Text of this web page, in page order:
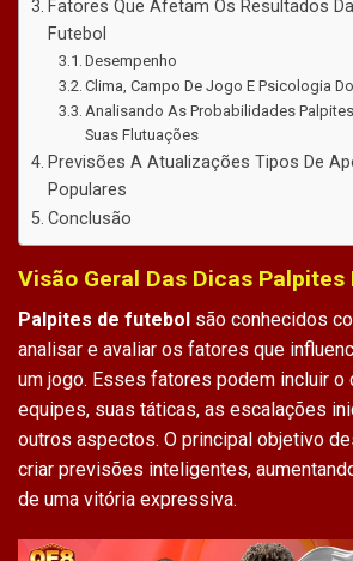
Fatores Que Afetam Os Resultados
Futebol
Desempenho
Clima, Campo De Jogo E Psicologia
Analisando As Probabilidades
Suas Flutuações
Previsões A Atualizações Tipos De
Populares
Conclusão
Visão Geral Das Dicas Palpites
Palpites de futebol são conhecidos
analisar e avaliar os fatores que
um jogo. Esses fatores podem incluir o
equipes, suas táticas, as escalações
outros aspectos. O principal objetivo
criar previsões inteligentes,
de uma vitória expressiva.